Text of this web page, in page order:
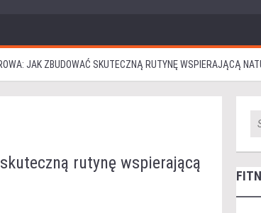
JAK ZBUDOWAĆ SKUTECZNĄ RUTYNĘ WSPIERAJĄCĄ
rutynę wspierającą